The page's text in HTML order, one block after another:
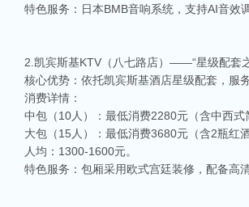
特色服务：日本BMB音响系统，支持AI音效
2.凯宾斯基KTV（八七路店）——“星级配套
核心优势：依托凯宾斯基酒店星级配套，服
消费详情：
中包（10人）：最低消费2280元（含中西式
大包（15人）：最低消费3680元（含2瓶红
人均：1300-1600元。
特色服务：包厢采用欧式宫廷装修，配备高